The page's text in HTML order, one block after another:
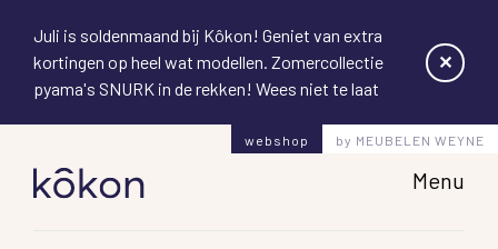
Juli is soldenmaand bij Kôkon! Geniet van extra
kortingen op heel wat modellen. Zomercollectie
pyama's SNURK in de rekken! Wees niet te laat
✕
webshop by MEUBELEN WEYNE
Menu